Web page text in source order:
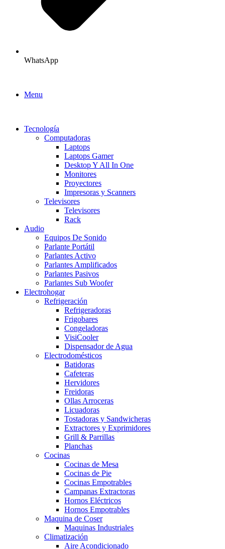
WhatsApp
Menu
Tecnología
Computadoras
Laptops
Laptops Gamer
Desktop Y All In One
Monitores
Proyectores
Impresoras y Scanners
Televisores
Televisores
Rack
Audio
Equipos De Sonido
Parlante Portátil
Parlantes Activo
Parlantes Amplificados
Parlantes Pasivos
Parlantes Sub Woofer
Electrohogar
Refrigeración
Refrigeradoras
Frigobares
Congeladoras
VisiCooler
Dispensador de Agua
Electrodomésticos
Batidoras
Cafeteras
Hervidores
Freidoras
Ollas Arroceras
Licuadoras
Tostadoras y Sandwicheras
Extractores y Exprimidores
Grill & Parrillas
Planchas
Cocinas
Cocinas de Mesa
Cocinas de Pie
Cocinas Empotrables
Campanas Extractoras
Hornos Eléctricos
Hornos Empotrables
Maquina de Coser
Maquinas Industriales
Climatización
Aire Acondicionado